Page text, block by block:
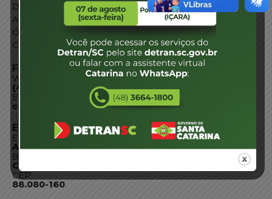
Diário Oficial
Acesso à Informação
Órgãos do Governo
Conheça SC
FALE CONOSCO
WhatsApp:
(48) 3664-1800
E-mail:
centraldeinformacoes@detran.sc.gov.br
ENDEREÇO
Endereço:
Av. Almirante Tamandaré - 480
Bairro:
Coqueiros, Florianópolis SC
CEP:
88.080-160